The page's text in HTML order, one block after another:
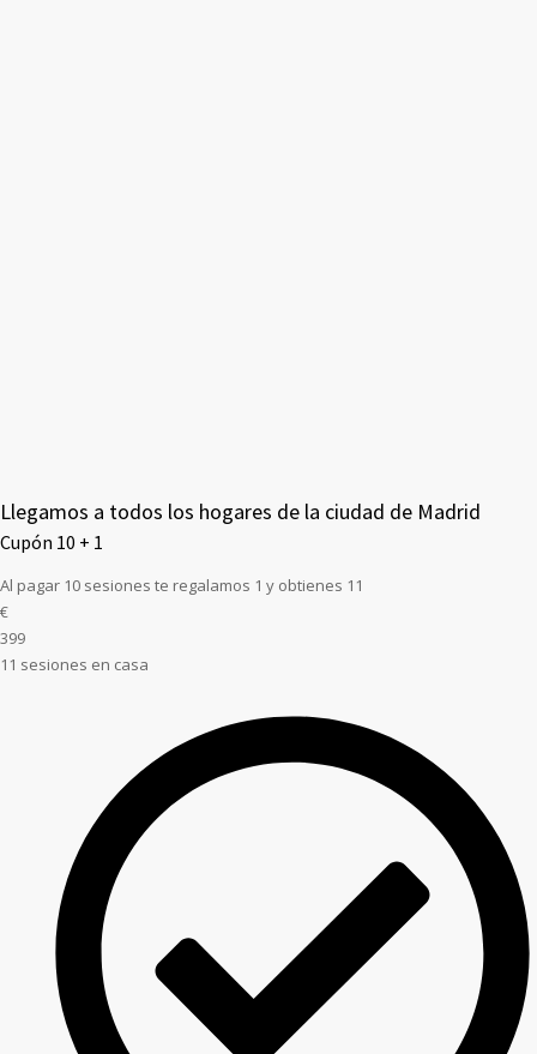
Llegamos a todos los hogares de la ciudad de Madrid
Cupón 10 + 1
Al pagar 10 sesiones te regalamos 1 y obtienes 11
€
399
11 sesiones en casa